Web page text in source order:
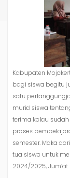
Kabupaten
bagi siswa begitu
satu
murid siswa
terima kalau
proses
semester. Maka
tua siswa untuk
2024/2025, Jum’at